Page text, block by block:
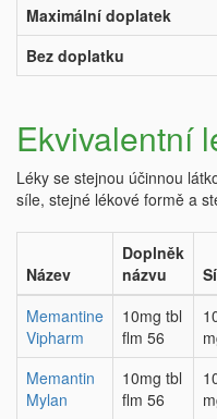
Maximální doplatek
Bez doplatku
Ekvivalentní
Léky se stejnou účinnou
síle, stejné lékové formě a
Název
Doplněk
názvu
Memantine
Vipharm
10mg tbl
flm 56
Memantin
Mylan
10mg tbl
flm 56